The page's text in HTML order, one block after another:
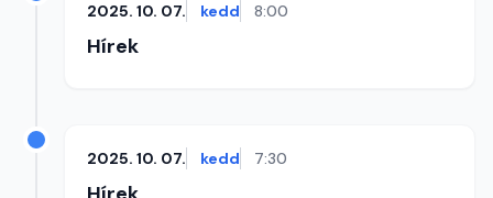
2025. 10. 07. kedd 8:00
Hírek
2025. 10. 07. kedd 7:30